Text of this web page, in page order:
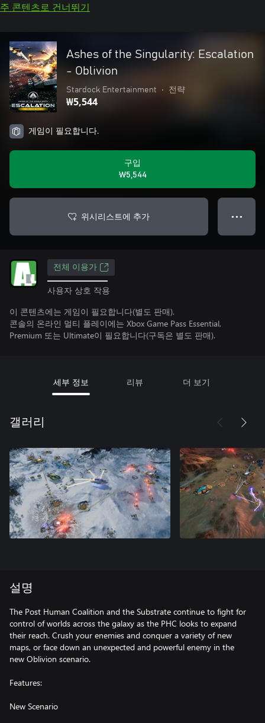
주 콘텐츠로 건너뛰기
Ashes of the Singularity: Escalation
- Oblivion
Stardock Entertainment • 전략
₩5,544
게임이 필요합니다.
구입
₩5,544
위시리스트에 추가 ● ● ●
전체 이용가
사용자 상호 작용
이 콘텐츠에는 게임이 필요합니다(별도 판매).
콘솔의 온라인 멀티 플레이에는 Xbox Game Pass Essential,
Premium 또는 Ultimate이 필요합니다(구독은 별도 판매).
세부 정보 리뷰 더 보기
갤러리
설명
The Post Human Coalition and the Substrate continue to fight for
control of worlds across the galaxy as the PHC looks to expand
their reach. Crush your enemies and conquer a variety of new
maps, or face down an unexpected and powerful enemy in the
new Oblivion scenario.
Features:
New Scenario